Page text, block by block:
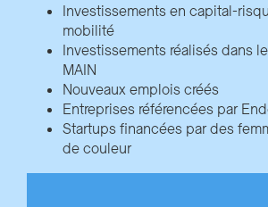
Investissements en capital-
mobilité
Investissements réalisés dans
MAIN
Nouveaux emplois créés
Entreprises référencées par
Startups financées par des
de couleur